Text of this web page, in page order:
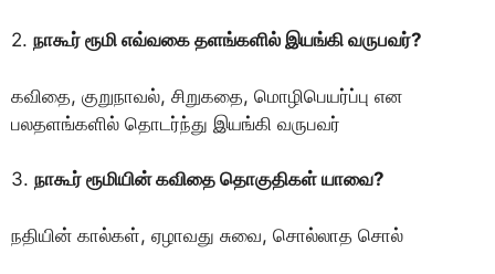
2. நாகூர் ரூமி எவ்வகை தளங்களில் இயங்கி வருபவர்?
கவிதை, குறுநாவல், சிறுகதை, மொழிபெயர்ப்பு என
பலதளங்களில் தொடர்ந்து இயங்கி வருபவர்
3. நாகூர் ரூமியின் கவிதை தொகுதிகள் யாவை?
நதியின் கால்கள், ஏழாவது சுவை, சொல்லாத சொல்